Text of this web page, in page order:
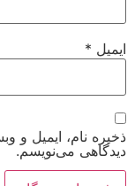
ایمیل و وبسایت من